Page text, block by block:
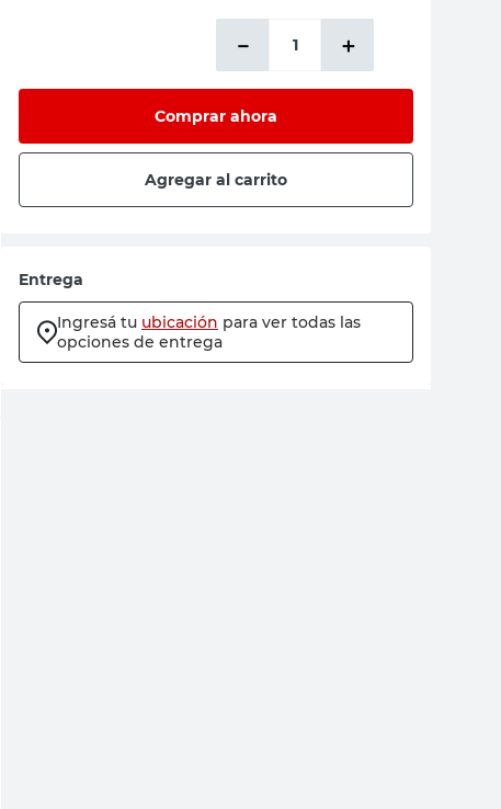
＋
－
Comprar ahora
Agregar al carrito
Entrega
Ingresá tu ubicación para ver todas las
opciones de entrega